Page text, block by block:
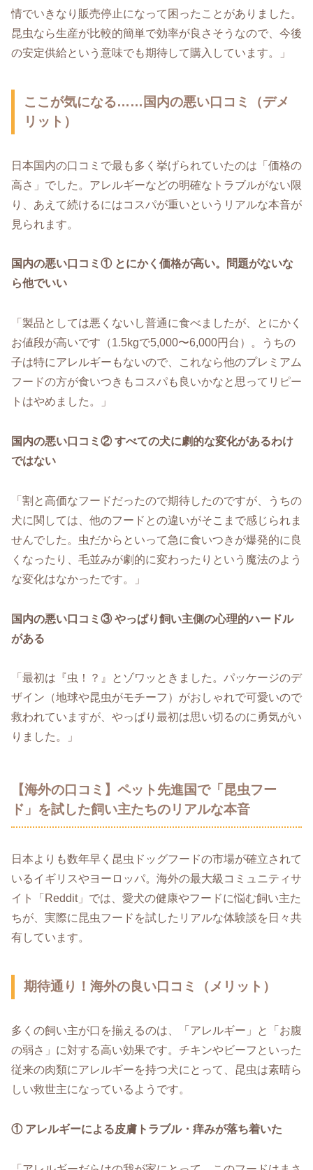
情でいきなり販売停止になって困ったことがありました。
昆虫なら生産が比較的簡単で効率が良さそうなので、今後
の安定供給という意味でも期待して購入しています。」
ここが気になる……国内の悪い口コミ（デメ
リット）
日本国内の口コミで最も多く挙げられていたのは「価格の
高さ」でした。アレルギーなどの明確なトラブルがない限
り、あえて続けるにはコスパが重いというリアルな本音が
見られます。
国内の悪い口コミ① とにかく価格が高い。問題がないな
ら他でいい
「製品としては悪くないし普通に食べましたが、とにかく
お値段が高いです（1.5kgで5,000〜6,000円台）。うちの
子は特にアレルギーもないので、これなら他のプレミアム
フードの方が食いつきもコスパも良いかなと思ってリピー
トはやめました。」
国内の悪い口コミ② すべての犬に劇的な変化があるわけ
ではない
「割と高価なフードだったので期待したのですが、うちの
犬に関しては、他のフードとの違いがそこまで感じられま
せんでした。虫だからといって急に食いつきが爆発的に良
くなったり、毛並みが劇的に変わったりという魔法のよう
な変化はなかったです。」
国内の悪い口コミ③ やっぱり飼い主側の心理的ハードル
がある
「最初は『虫！？』とゾワッときました。パッケージのデ
ザイン（地球や昆虫がモチーフ）がおしゃれで可愛いので
救われていますが、やっぱり最初は思い切るのに勇気がい
りました。」
【海外の口コミ】ペット先進国で「昆虫フー
ド」を試した飼い主たちのリアルな本音
日本よりも数年早く昆虫ドッグフードの市場が確立されて
いるイギリスやヨーロッパ。海外の最大級コミュニティサ
イト「Reddit」では、愛犬の健康やフードに悩む飼い主た
ちが、実際に昆虫フードを試したリアルな体験談を日々共
有しています。
期待通り！海外の良い口コミ（メリット）
多くの飼い主が口を揃えるのは、「アレルギー」と「お腹
の弱さ」に対する高い効果です。チキンやビーフといった
従来の肉類にアレルギーを持つ犬にとって、昆虫は素晴ら
しい救世主になっているようです。
① アレルギーによる皮膚トラブル・痒みが落ち着いた